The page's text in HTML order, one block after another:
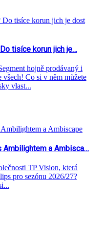
tisíce korun jich je…
hojně prodávaný i
Co si v něm můžete
vlast...
a Ambisca…
TP Vision, která
pro sezónu 2026/27?